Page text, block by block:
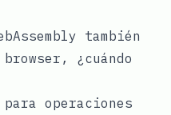
también
¿cuándo
operaciones